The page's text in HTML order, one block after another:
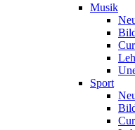
Musik
Sport